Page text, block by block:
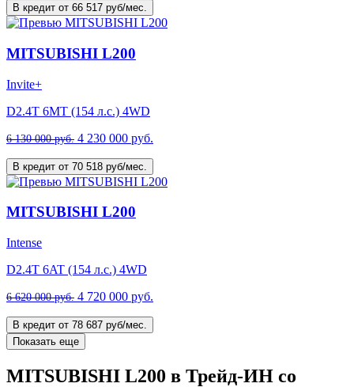
В кредит от 66 517 руб/мес.
MITSUBISHI L200
Invite+
D2.4T 6MT (154 л.с.) 4WD
6 130 000 руб. 4 230 000 руб.
В кредит от 70 518 руб/мес.
MITSUBISHI L200
Intense
D2.4T 6AT (154 л.с.) 4WD
6 620 000 руб. 4 720 000 руб.
В кредит от 78 687 руб/мес.
Показать еще
MITSUBISHI L200 в Трейд-ИН со